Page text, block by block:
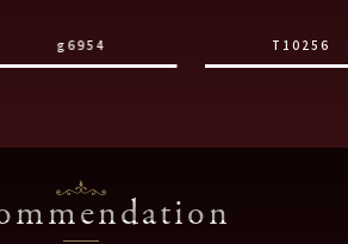
g6954 T10256